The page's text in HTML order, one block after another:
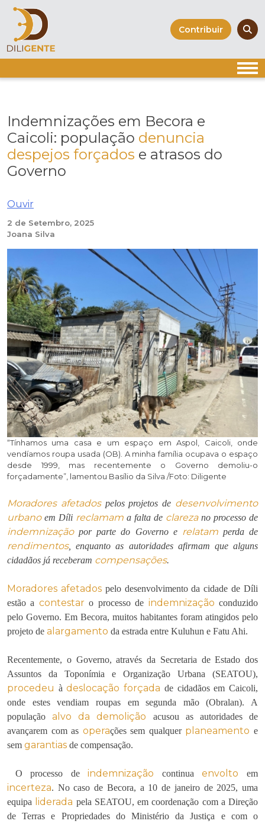
Skip
content
Contribuir
Indemnizações em Becora e
Caicoli: população denuncia
despejos forçados e atrasos do
Governo
Ouvir
2 de Setembro, 2025
Joana Silva
“Tínhamos uma casa e um espaço em Aspol, Caicoli, onde
vendíamos roupa usada (OB). A minha família ocupava o espaço
desde 1999, mas recentemente o Governo demoliu-o
forçadamente”, lamentou Basílio da Silva /Foto: Diligente
Moradores afetadospelos projetos de desenvolvimento
urbanoem Díli reclamam a falta de clarezano processo de
indemnizaçãopor parte do Governo e relatamperda de
rendimentos, enquanto as autoridades afirmam que alguns
cidadãos já receberam compensações.
Moradores afetadospelo desenvolvimento da cidade de Díli
estão a contestaro processo de indemnização conduzido
pelo Governo. Em Becora, muitos habitantes foram atingidos pelo
projeto de alargamento da estrada entre Kuluhun e Fatu Ahi.
Recentemente, o Governo, através da Secretaria de Estado dos
Assuntos da Toponímia e Organização Urbana (SEATOU),
procedeu àdeslocação forçada de cidadãos em Caicoli,
onde estes vendiam roupas em segunda mão (Obralan). A
populaçãoalvo da demolição acusou as autoridades de
avançarem com as operações sem qualquer planeamento e
sem garantias de compensação.
O processo deindemnização continuaenvolto em
incerteza. No caso de Becora, a 10 de janeiro de 2025, uma
equipa
liderada pela SEATOU, em coordenação com a Direção
de Terras e Propriedades do Ministério da Justiça e com o